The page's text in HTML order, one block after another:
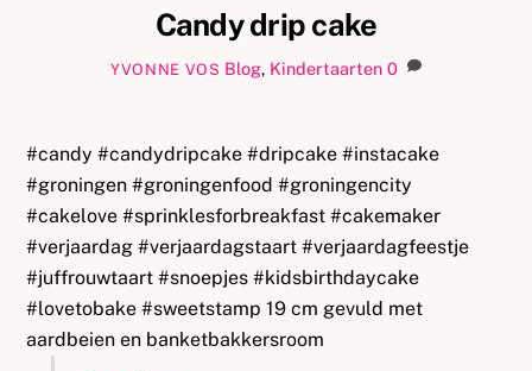
Candy drip cake
YVONNE VOS Blog, Kindertaarten 0
#candy #candydripcake #dripcake #instacake
#groningen #groningenfood #groningencity
#cakelove #sprinklesforbreakfast #cakemaker
#verjaardag #verjaardagstaart #verjaardagfeestje
#juffrouwtaart #snoepjes #kidsbirthdaycake
#lovetobake #sweetstamp 19 cm gevuld met
aardbeien en banketbakkersroom